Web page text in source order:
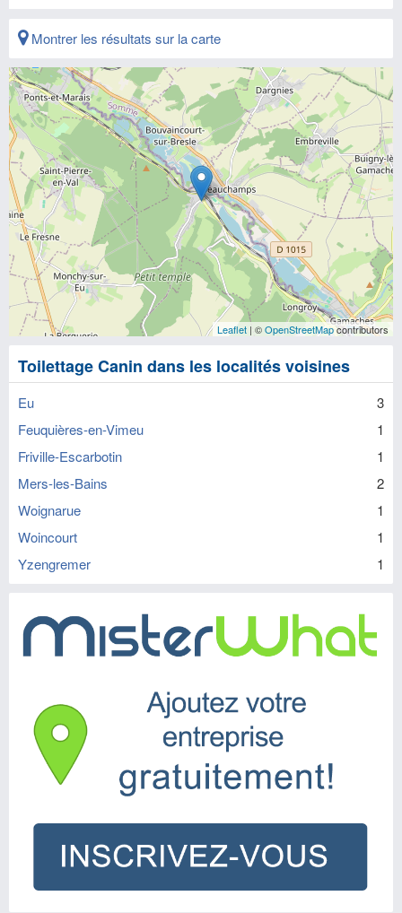
Montrer les résultats sur la carte
Leaflet | ©OpenStreetMapcontributors
Toilettage Canin dans les localités voisines
Eu
3
Feuquières-en-Vimeu
1
Friville-Escarbotin
1
Mers-les-Bains
2
Woignarue
1
Woincourt
1
Yzengremer
1